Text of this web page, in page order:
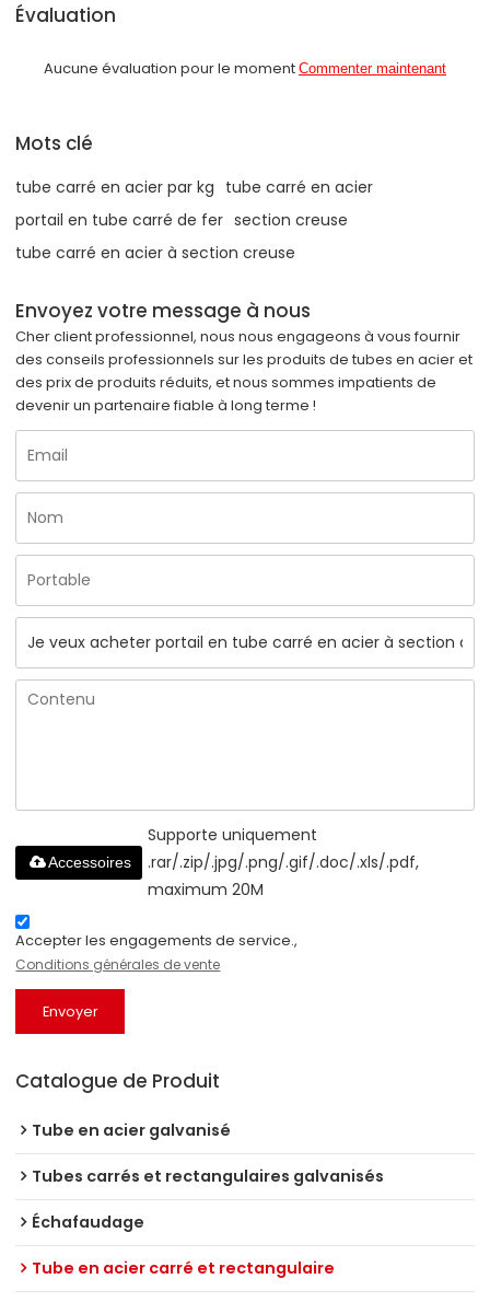
Évaluation
Aucune évaluation pour le moment Commenter maintenant
Mots clé
tube carré en acier par kg tube carré en acier
portail en tube carré de fer section creuse
tube carré en acier à section creuse
Envoyez votre message à nous
Cher client professionnel, nous nous engageons à vous fournir
des conseils professionnels sur les produits de tubes en acier et
des prix de produits réduits, et nous sommes impatients de
devenir un partenaire fiable à long terme !
Supporte uniquement
.rar/.zip/.jpg/.png/.gif/.doc/.xls/.pdf,
maximum 20M
Accessoires
Accepter les engagements de service.,
Conditions générales de vente
Envoyer
Catalogue de Produit
Tube en acier galvanisé
Tubes carrés et rectangulaires galvanisés
Échafaudage
Tube en acier carré et rectangulaire